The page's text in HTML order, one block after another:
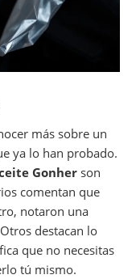
más sobre un
ya lo han probado.
Gonherson
comentan que
notaron una
destacan lo
que no necesitas
tú mismo.